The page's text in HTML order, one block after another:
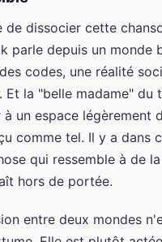
de dissocier cette
parle depuis un
codes, une réalité
Et la "belle madame" du
un espace légèrement
comme tel. Il y a dans
qui ressemble à de
hors de portée.
entre deux mondes